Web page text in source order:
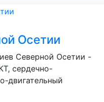
Осетии
Северной Осетии -
сердечно-
двигательный